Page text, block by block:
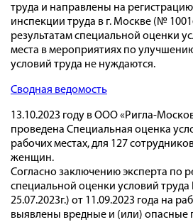
труда и направлены на
инспекции труда в г. Москве (№
результатам специальной оценки
места в мероприятиях по
условий труда не нуждаются.
Сводная ведомость
13.10.2023 году в ООО «Ригла-
проведена Специальная оценка
рабочих местах, для 127
женщин.
Согласно заключению эксперта по
специальной оценки условий
25.07.2023г.) от 11.09.2023 года на
выявлены вредные и (или) опасные